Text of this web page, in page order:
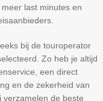
last minutes en
bij de touroperator
Zo heb je altijd
een direct
en de zekerheid van
verzamelen de beste